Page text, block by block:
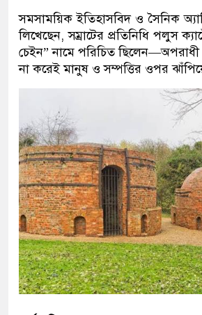
সমসাময়িক ইতিহাসবিদ ও সৈনিক
লিখেছেন, সম্রাটের প্রতিনিধি পলুস
চেইন” নামে পরিচিত ছিলেন—অপরাধী
না করেই মানুষ ও সম্পত্তির ওপর